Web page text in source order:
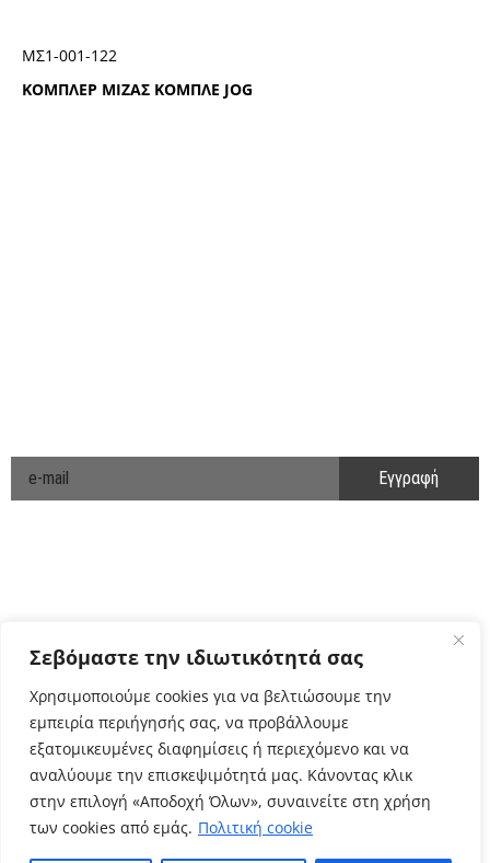
Σεβόμαστε την ιδιωτικότητά σας
Χρησιμοποιούμε cookies για να βελτιώσουμε την
εμπειρία περιήγησής σας, να προβάλλουμε
εξατομικευμένες διαφημίσεις ή περιεχόμενο και να
αναλύουμε την επισκεψιμότητά μας. Κάνοντας κλικ
στην επιλογή «Αποδοχή Όλων», συναινείτε στη χρήση
των cookies από εμάς. Πολιτική cookie
ΚΟΜΠΛΕΡ ΜΙΖΑΣ ΚΟΜΠΛΕ JOG
ΜΣ1-001-122